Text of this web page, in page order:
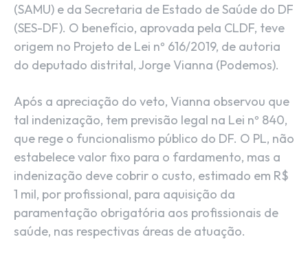
(SAMU) e da Secretaria de Estado de Saúde do DF
(SES-DF). O benefício, aprovada pela CLDF, teve
origem no Projeto de Lei nº 616/2019, de autoria
do deputado distrital, Jorge Vianna (Podemos).
Após a apreciação do veto, Vianna observou que
tal indenização, tem previsão legal na Lei nº 840,
que rege o funcionalismo público do DF. O PL, não
estabelece valor fixo para o fardamento, mas a
indenização deve cobrir o custo, estimado em R$
1 mil, por profissional, para aquisição da
paramentação obrigatória aos profissionais de
saúde, nas respectivas áreas de atuação.